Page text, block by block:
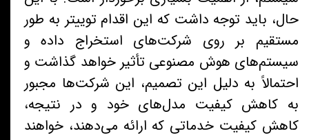
حال، باید توجه داشت که این اقدام توییتر به طور
مستقیم بر روی شرکت‌های استخراج داده و
سیستم‌های هوش مصنوعی تأثیر خواهد گذاشت و
احتمالاً به دلیل این تصمیم، این شرکت‌ها مجبور
به کاهش کیفیت مدل‌های خود و در نتیجه،
کاهش کیفیت خدماتی که ارائه می‌دهند، خواهند